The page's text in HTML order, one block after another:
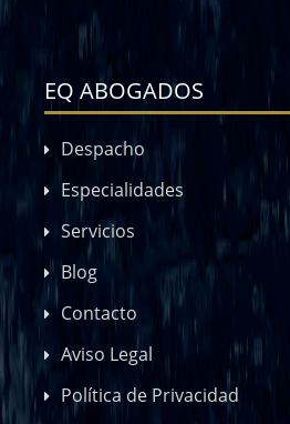
EQ ABOGADOS
Despacho
Especialidades
Servicios
Blog
Contacto
Aviso Legal
Política de Privacidad